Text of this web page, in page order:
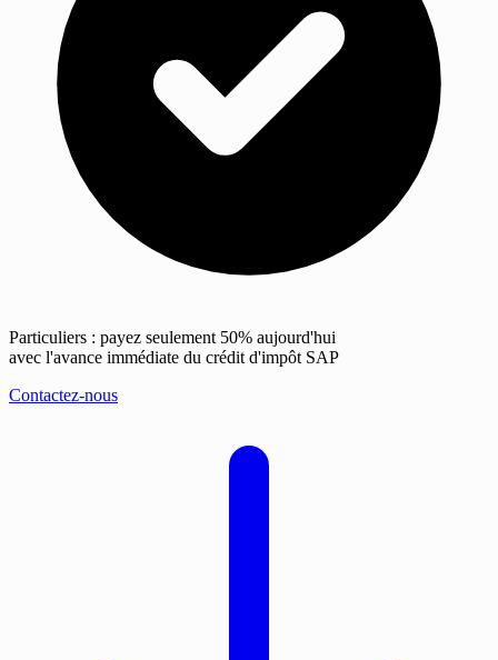
Particuliers : payez seulement 50% aujourd'hui
avec l'avance immédiate du crédit d'impôt SAP
Contactez-nous